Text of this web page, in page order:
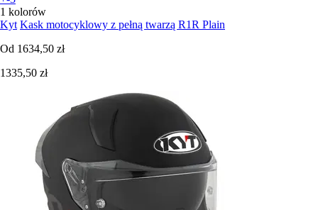
1 kolorów
Kyt Kask motocyklowy z pełną twarzą R1R Plain
Od 1634,50 zł
1335,50 zł